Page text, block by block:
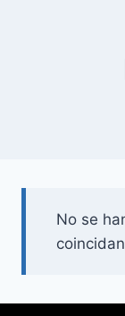
No se